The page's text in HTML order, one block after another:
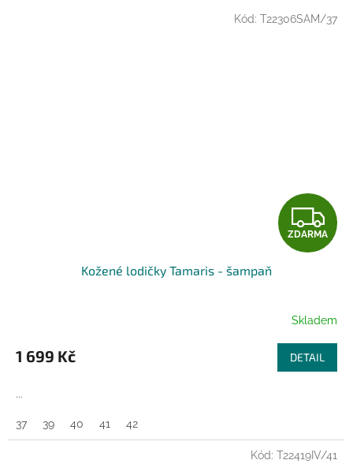
Z
D
R
M
A
ZDARMA
Kožené lodičky Tamaris - šampaň
Skladem
1 699 Kč DETAIL
...
37 39 40 41 42
Kód: T22306SAM/37
Kód: T22419IV/41